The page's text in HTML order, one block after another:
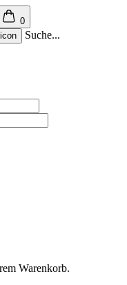
0
Suche...
Warenkorb.